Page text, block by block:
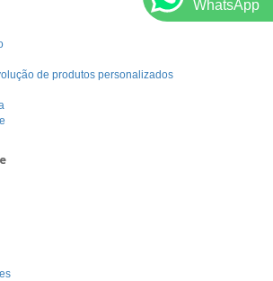
de produtos personalizados
WhatsApp